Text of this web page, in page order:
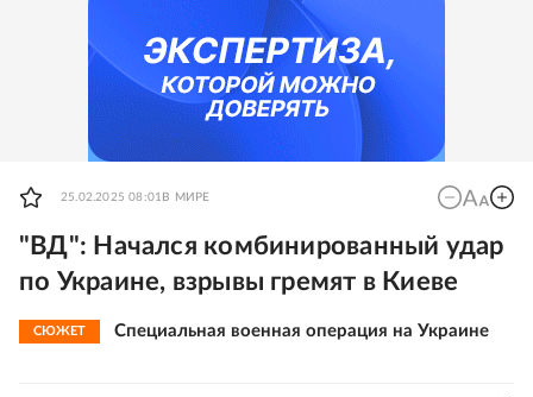
25.02.2025 08:01 В МИРЕ
"ВД": Начался комбинированный удар
по Украине, взрывы гремят в Киеве
СЮЖЕТ Специальная военная операция на Украине